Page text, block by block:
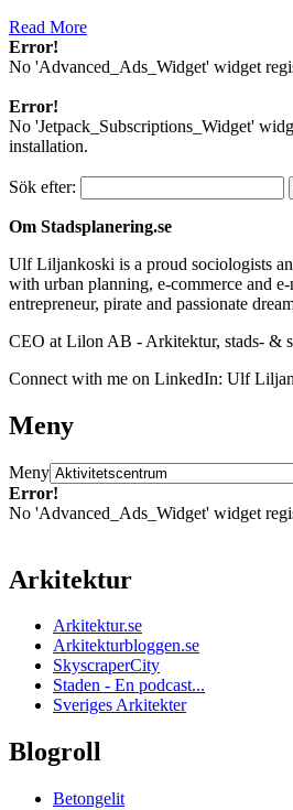
Read More
Error!
No 'Advanced_Ads_Widget' widget
Error!
No 'Jetpack_Subscriptions_Widget'
installation.
Sök efter:
Om Stadsplanering.se
Ulf Liljankoski is a proud sociologists
with urban planning, e-commerce and
entrepreneur, pirate and passionate
CEO at Lilon AB - Arkitektur, stads- &
Connect with me on LinkedIn: Ulf
Meny
Meny
Error!
No 'Advanced_Ads_Widget' widget
Arkitektur
Arkitektur.se
Arkitekturbloggen.se
SkyscraperCity
Staden - En podcast...
Sveriges Arkitekter
Blogroll
Betongelit